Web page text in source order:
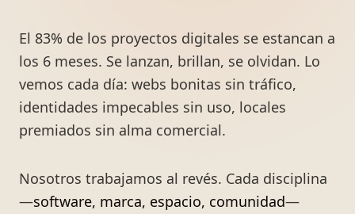
El 83% de los proyectos digitales se estancan a
los 6 meses. Se lanzan, brillan, se olvidan. Lo
vemos cada día: webs bonitas sin tráfico,
identidades impecables sin uso, locales
premiados sin alma comercial.
Nosotros trabajamos al revés. Cada disciplina
—software, marca, espacio, comunidad—